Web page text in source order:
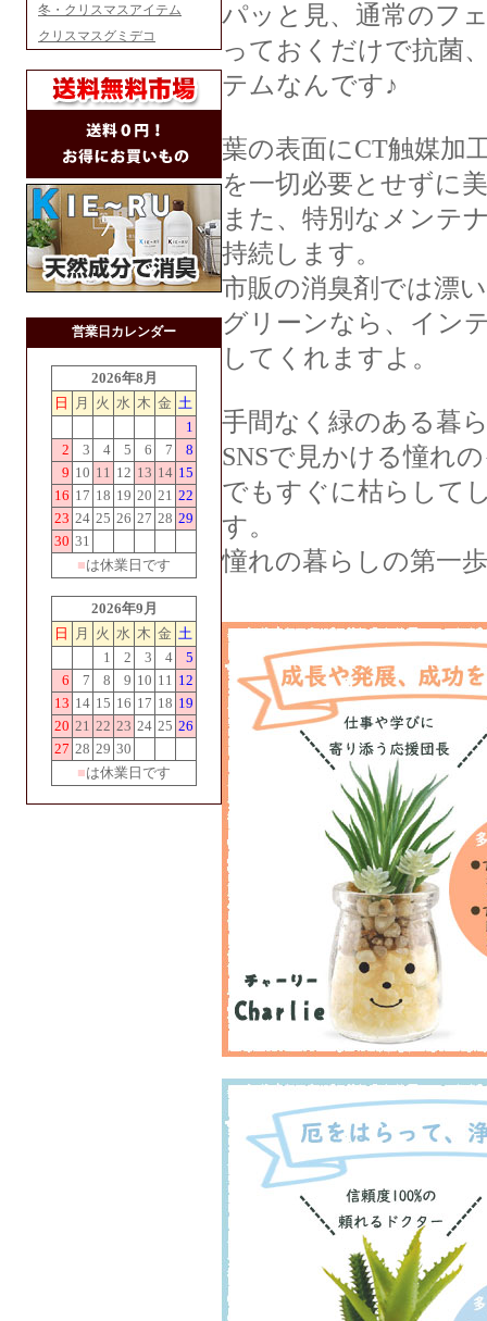
冬・クリスマスアイテム
クリスマスグミデコ
営業日カレンダー
2026年8月
日
月 火 水 木 金 土
1
2
3 4 5 6 7
8
9 10 11 12 13 14 15
16 17 18 19 20 21 22
23 24 25 26 27 28 29
30 31
■は休業日です
2026年9月
日
月 火 水 木 金 土
1
2 3 4
5
6
7 8 9 10 11 12
13 14 15 16 17 18 19
20 21 22 23 24 25 26
27 28 29 30
■は休業日です
パッと見、通常のフ
っておくだけで抗菌
テムなんです♪
葉の表面にCT触媒加
を一切必要とせずに
また、特別なメンテ
持続します。
市販の消臭剤では漂
グリーンなら、イン
してくれますよ。
手間なく緑のある暮
SNSで見かける憧れ
でもすぐに枯らして
す。
憧れの暮らしの第一